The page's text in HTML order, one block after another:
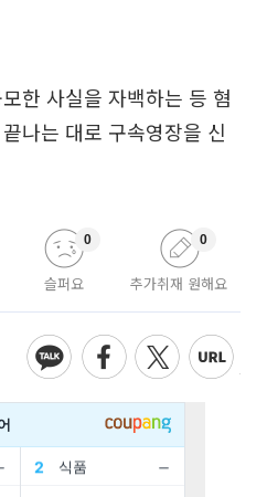
한 사실을 자백하는 등 혐
나는 대로 구속영장을 신
슬퍼요
0
추가취재 원해요
0